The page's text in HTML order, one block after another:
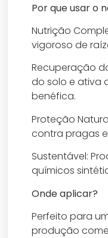
​Por que usar o
​Nutrição
vigoroso de
​Recuperação
do solo e ativa
benéfica.
​Proteção
contra pragas
​Sustentável:
químicos
​Onde aplicar?
​Perfeito para
produção